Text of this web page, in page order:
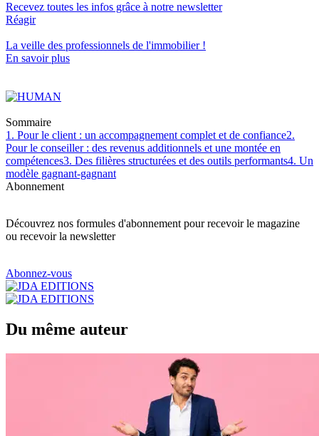
Recevez toutes les infos grâce à notre newsletter
Réagir
La veille des professionnels de l'immobilier!
En savoir plus
Sommaire
1. Pour le client : un accompagnement complet et de confiance2.
Pour le conseiller : des revenus additionnels et une montée en
compétences3. Des filières structurées et des outils performants4. Un
modèle gagnant-gagnant
Abonnement
Découvrez nos formules d'abonnement pour recevoir le magazine
ou recevoir la newsletter
Abonnez-vous
Du même auteur